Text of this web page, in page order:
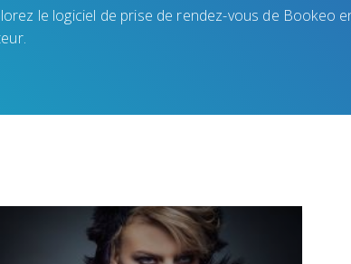
le logiciel de prise de rendez-vous de Bookeo